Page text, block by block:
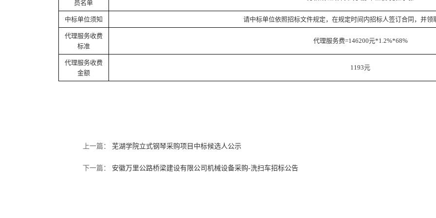
员名单
中标单位须知 请中标单位依照招标文件规定，在规定时间内招标人签订合同，并领
代理服务收费
标准
代理服务费=146200元*1.2%*68%
代理服务收费
金额
1193元
上一篇： 芜湖学院立式钢琴采购项目中标候选人公示
下一篇： 安徽万里公路桥梁建设有限公司机械设备采购-洗扫车招标公告